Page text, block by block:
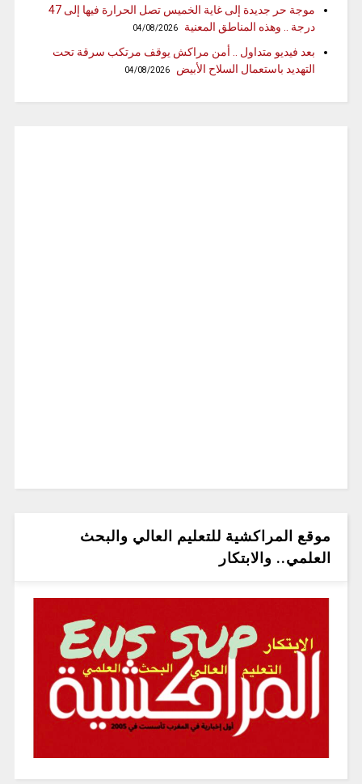
موجة حر جديدة إلى غاية الخميس تصل الحرارة فيها إلى 47
درجة .. وهذه المناطق المعنية
04/08/2026
بعد فيديو متداول .. أمن مراكش يوقف مرتكب سرقة تحت
التهديد باستعمال السلاح الأبيض
04/08/2026
موقع المراكشية للتعليم العالي والبحث
العلمي.. والابتكار